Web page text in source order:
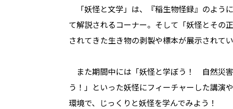
「妖怪と文学」は、『稲生物怪録』のよう
て解説されるコーナー。そして「妖怪とその
されてきた生き物の剥製や標本が展示されてい
また期間中には「妖怪と学ぼう！ 自然災
う！」といった妖怪にフィーチャーした講演
環境で、じっくりと妖怪を学んでみよう！